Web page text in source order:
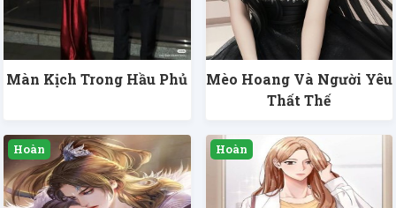
Màn Kịch Trong Hầu Phủ
Mèo Hoang Và Người Yêu
Thất Thế